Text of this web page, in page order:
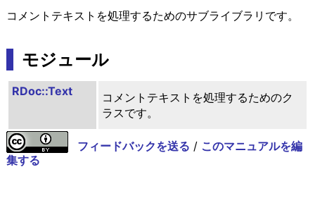
コメントテキストを処理するためのサブライブラリです。
モジュール
RDoc::Text
コメントテキストを処理するためのク
ラスです。
フィードバックを送る / このマニュアルを編
集する